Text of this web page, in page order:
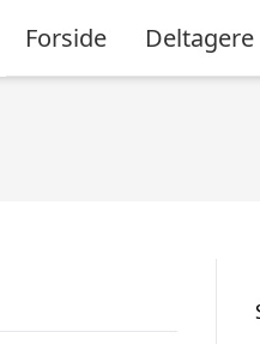
Forside Deltagere